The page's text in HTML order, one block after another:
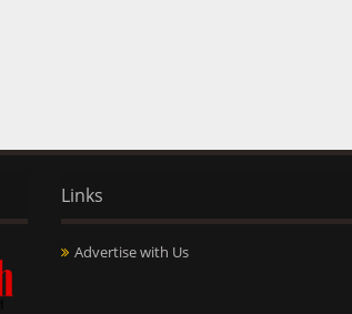
Links
Advertise with Us